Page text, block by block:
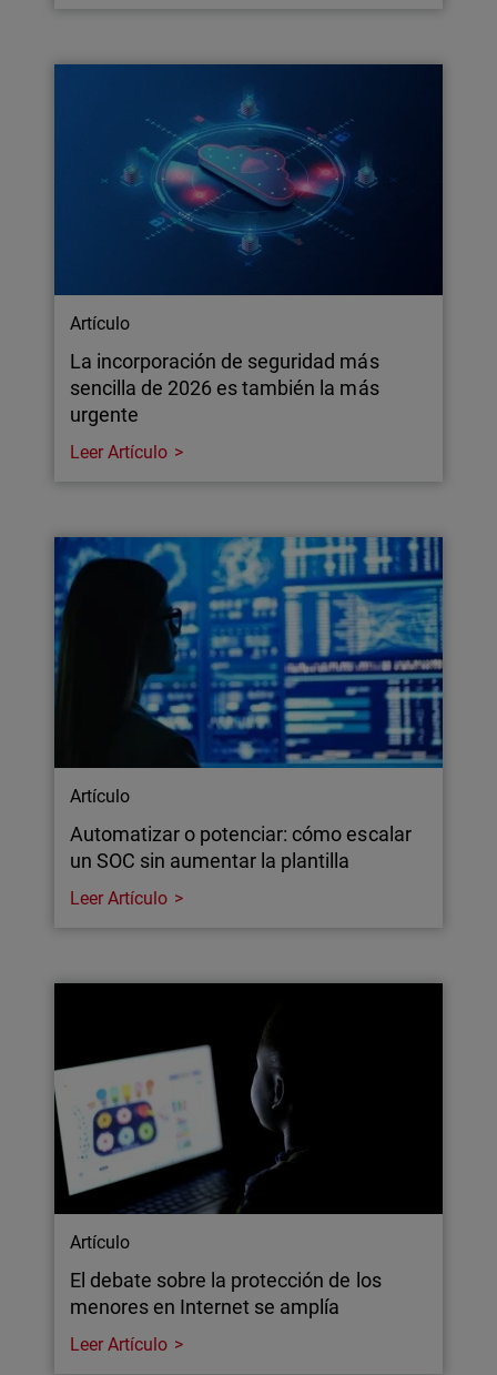
Artículo
La incorporación de seguridad más
sencilla de 2026 es también la más
urgente
Leer Artículo
Artículo
Automatizar o potenciar: cómo escalar
un SOC sin aumentar la plantilla
Leer Artículo
Artículo
El debate sobre la protección de los
menores en Internet se amplía
Leer Artículo